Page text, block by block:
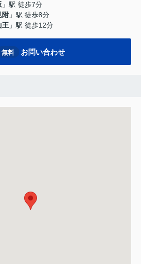
」駅 徒歩7分
附 」駅 徒歩8分
王 」駅 徒歩12分
無料 お問い合わせ